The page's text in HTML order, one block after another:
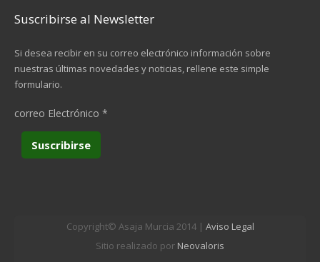
Suscribirse al Newsletter
Si desea recibir en su correo electrónico información sobre
nuestras últimas novedades y noticias, rellene este simple
formulario.
correo Electrónico *
Copyright© Asaja Murcia 2014 | Aviso Legal
Sitio realizado por Neovaloris